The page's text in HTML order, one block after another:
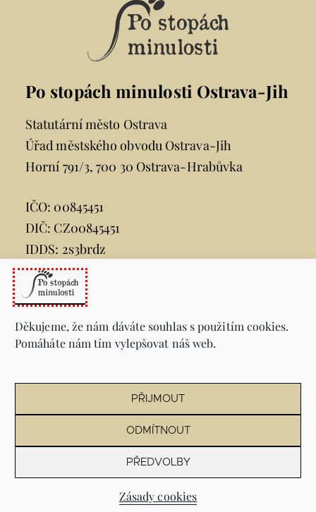
Děkujeme, že nám dáváte souhlas s použitím cookies.
Pomáháte nám tím vylepšovat náš web.
PŘIJMOUT
ODMÍTNOUT
PŘEDVOLBY
Zásady cookies
Po stopách minulosti Ostrava-Jih
Statutární město Ostrava
Úřad městského obvodu Ostrava-Jih
Horní 791/3, 700 30 Ostrava-Hrabůvka
IČO: 00845451
DIČ: CZ00845451
IDDS: 2s3brdz
e-mail:posta@ovajih.cz
telefon:599 444 444
Informace
Sitemap
Prohlášení o přístupnosti webu
Zásady ochrany osobních údajů (PDF)
vrankova.cz